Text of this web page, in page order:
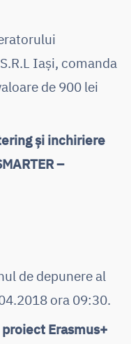
Iași, comanda
de 900 lei
și inchiriere
–
de depunere al
ora 09:30.
Erasmus+